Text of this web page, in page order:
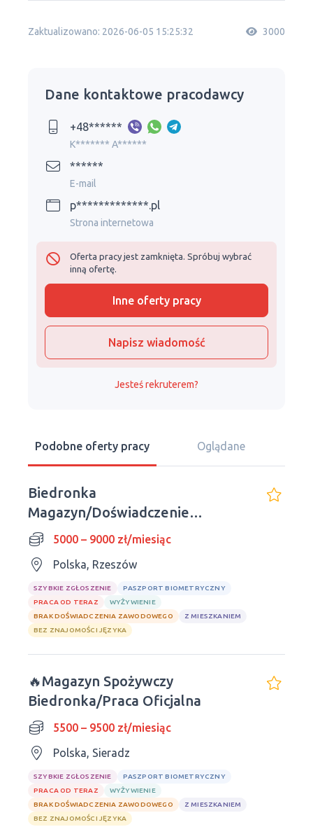
Zaktualizowano: 2026-06-05 15:25:32 3000
Dane kontaktowe pracodawcy
+48******
K******* A******
******
E-mail
p*************.pl
Strona internetowa
Oferta pracy jest zamknięta. Spróbuj wybrać
inną ofertę.
Inne oferty pracy
Napisz wiadomość
Jesteś rekruterem?
Podobne oferty pracy Oglądane
Biedronka
Magazyn/Doświadczenie
zawodowe/Dla mężczyzn
5000 – 9000 zł/miesiąc
Polska, Rzeszów
SZYBKIE ZGŁOSZENIE
PASZPORT BIOMETRYCZNY
PRACA OD TERAZ
WYŻYWIENIE
BRAK DOŚWIADCZENIA ZAWODOWEGO
Z MIESZKANIEM
BEZ ZNAJOMOŚCI JĘZYKA
🔥Magazyn Spożywczy
Biedronka/Praca Oficjalna
5500 – 9500 zł/miesiąc
Polska, Sieradz
SZYBKIE ZGŁOSZENIE
PASZPORT BIOMETRYCZNY
PRACA OD TERAZ
WYŻYWIENIE
BRAK DOŚWIADCZENIA ZAWODOWEGO
Z MIESZKANIEM
BEZ ZNAJOMOŚCI JĘZYKA